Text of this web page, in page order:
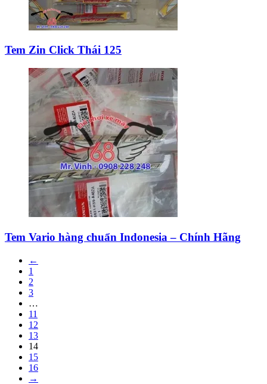
Tem Zin Click Thái 125
Tem Vario hàng chuẩn Indonesia – Chính Hãng
←
1
2
3
…
11
12
13
14
15
16
→